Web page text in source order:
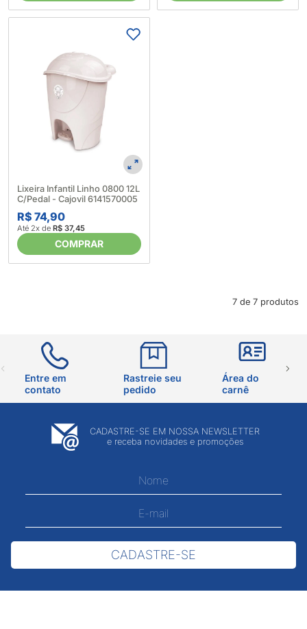
Lixeira Infantil Linho 0800 12L
C/Pedal - Cajovil 6141570005
R$ 74,90
Até 2x de R$ 37,45
COMPRAR
7 de 7 produtos
Entre em
contato
Rastreie seu
pedido
Área do
carnê
CADASTRE-SE EM NOSSA NEWSLETTER
e receba novidades e promoções
CADASTRE-SE